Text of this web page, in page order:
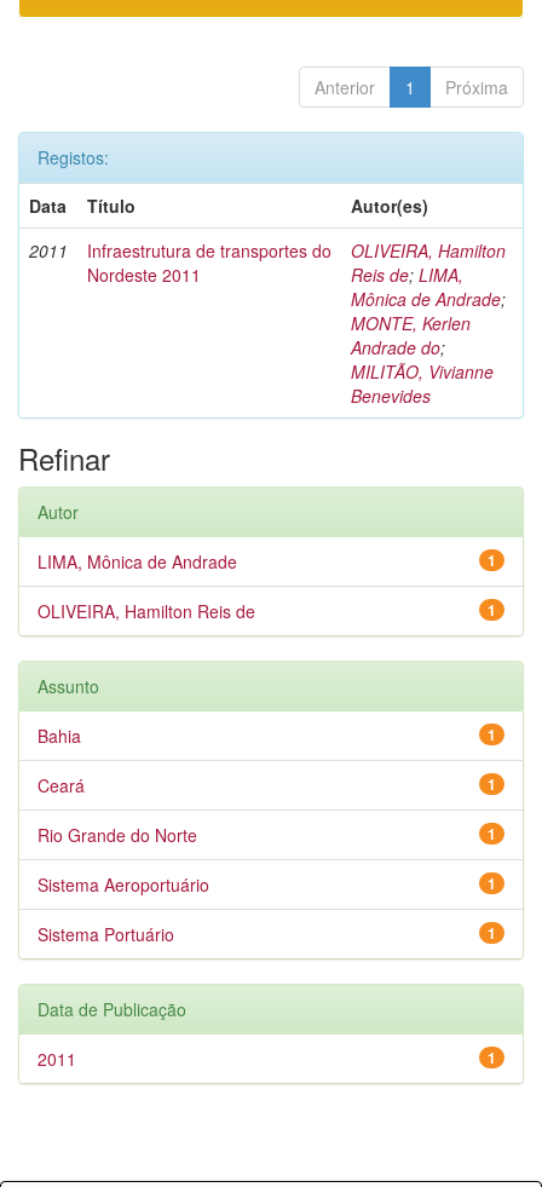
Anterior 1 Próxima
Registos:
Data
Título
Autor(es)
2011
Infraestrutura de transportes do
Nordeste 2011
OLIVEIRA, Hamilton
Reis de; LIMA,
Mônica de Andrade;
MONTE, Kerlen
Andrade do;
MILITÃO, Vivianne
Benevides
Refinar
Autor
1
LIMA, Mônica de Andrade
1
OLIVEIRA, Hamilton Reis de
Assunto
1
Bahia
1
Ceará
1
Rio Grande do Norte
1
Sistema Aeroportuário
1
Sistema Portuário
Data de Publicação
1
2011